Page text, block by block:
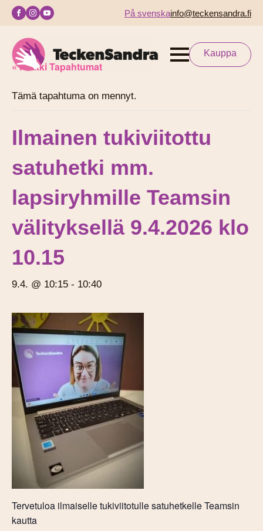
På svenskainfo@teckensandra.fi
Kauppa
« Kaikki Tapahtumat
Tämä tapahtuma on mennyt.
Ilmainen tukiviitottu
satuhetki mm.
lapsiryhmille Teamsin
välityksellä 9.4.2026 klo
10.15
9.4. @ 10:15 - 10:40
Tervetuloa ilmaiselle tukiviitotulle satuhetkelle Teamsin
kautta